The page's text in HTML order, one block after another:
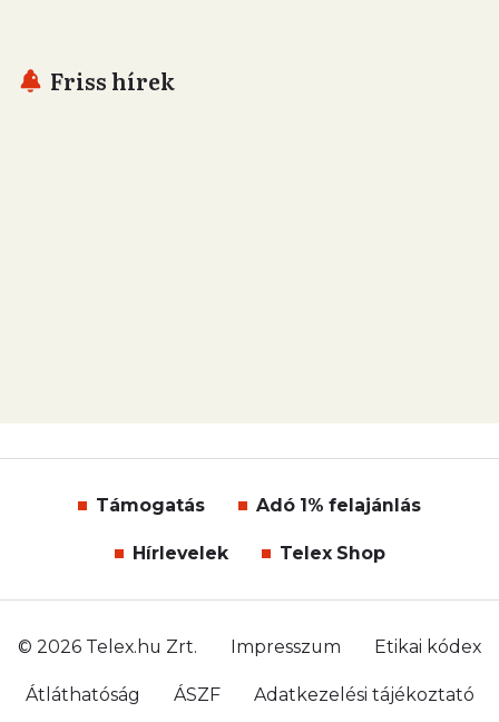
Friss hírek
Támogatás Adó 1% felajánlás
Hírlevelek Telex Shop
© 2026 Telex.hu Zrt. Impresszum Etikai kódex
Átláthatóság ÁSZF Adatkezelési tájékoztató